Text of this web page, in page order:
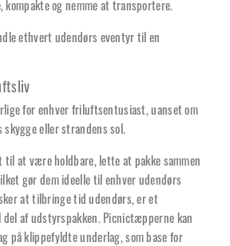
og nemme at transportere.
ethvert udendørs eventyr til en
for enhver friluftsentusiast, uanset om
eller strandens sol.
til at være holdbare, lette at pakke sammen
gør dem ideelle til enhver udendørs
at tilbringe tid udendørs, er et
af udstyrspakken. Picnictæpperne kan
på klippefyldte underlag, som base for